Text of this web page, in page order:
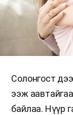
Солонгост
ээж
байлаа. Нүүр